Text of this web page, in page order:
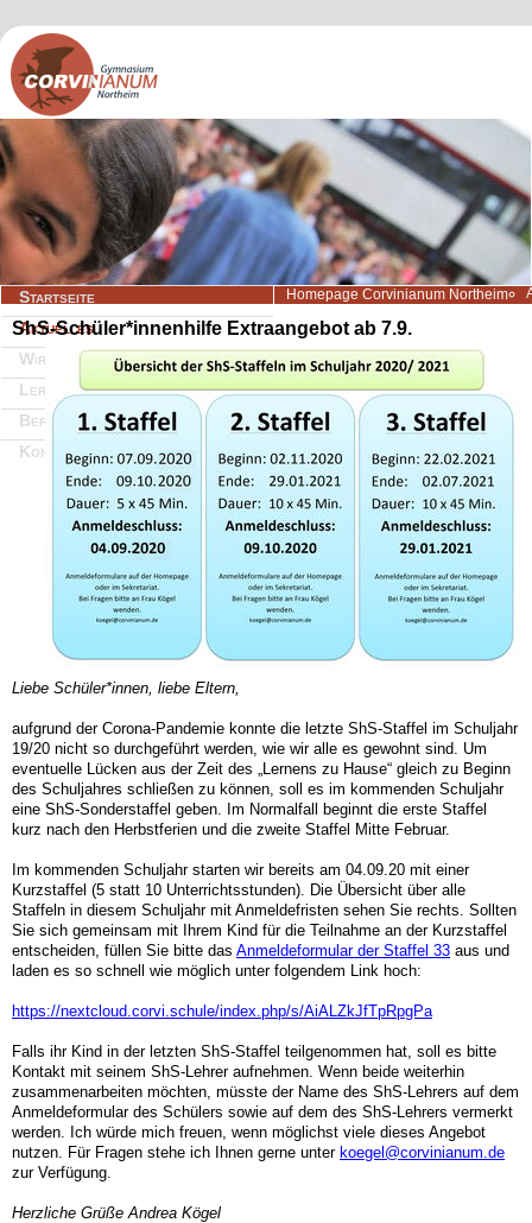
Navigation
überspringen
Startseite
Aktuelles
Wir über uns
Lernangebote
Beratung/Service
Kontakt
Homepage Corvinianum Northeim
ShS-Schüler*innenhilfe Extraangebot ab 7.9.
Liebe Schüler*innen, liebe Eltern,
aufgrund der Corona-Pandemie konnte die letzte ShS-Staffel im Schuljahr
19/20 nicht so durchgeführt werden, wie wir alle es gewohnt sind. Um
eventuelle Lücken aus der Zeit des „Lernens zu Hause“ gleich zu Beginn
des Schuljahres schließen zu können, soll es im kommenden Schuljahr
eine ShS-Sonderstaffel geben. Im Normalfall beginnt die erste Staffel
kurz nach den Herbstferien und die zweite Staffel Mitte Februar.
Im kommenden Schuljahr starten wir bereits am 04.09.20 mit einer
Kurzstaffel (5 statt 10 Unterrichtsstunden). Die Übersicht über alle
Staffeln in diesem Schuljahr mit Anmeldefristen sehen Sie rechts. Sollten
Sie sich gemeinsam mit Ihrem Kind für die Teilnahme an der Kurzstaffel
entscheiden, füllen Sie bitte das Anmeldeformular der Staffel 33 aus und
laden es so schnell wie möglich unter folgendem Link hoch:
https://nextcloud.corvi.schule/index.php/s/AiALZkJfTpRpgPa
Falls ihr Kind in der letzten ShS-Staffel teilgenommen hat, soll es bitte
Kontakt mit seinem ShS-Lehrer aufnehmen. Wenn beide weiterhin
zusammenarbeiten möchten, müsste der Name des ShS-Lehrers auf dem
Anmeldeformular des Schülers sowie auf dem des ShS-Lehrers vermerkt
werden. Ich würde mich freuen, wenn möglichst viele dieses Angebot
nutzen. Für Fragen stehe ich Ihnen gerne unter koegel@corvinianum.de
zur Verfügung.
Herzliche Grüße Andrea Kögel